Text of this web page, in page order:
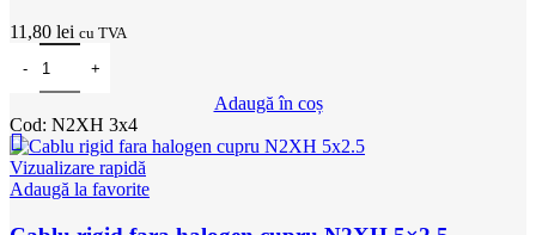
11,80 lei cu TVA
Cantitate Cablu rigid fara halogen cupru N2XH 3x4
Adaugă în coș
Cod: N2XH 3x4
Vizualizare rapidă
Adaugă la favorite